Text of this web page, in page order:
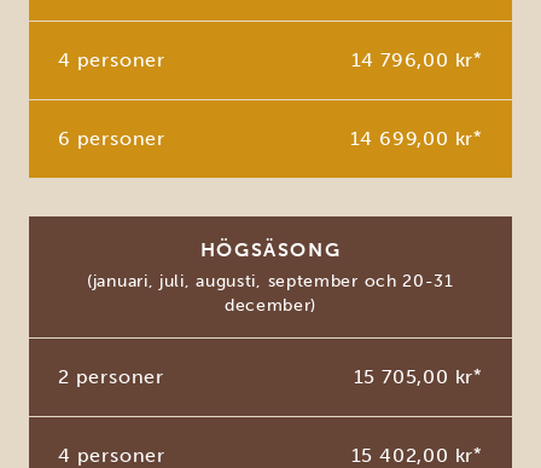
4 personer 14 796,00 kr*
6 personer 14 699,00 kr*
HÖGSÄSONG
(januari, juli, augusti, september och 20-31
december)
2 personer 15 705,00 kr*
4 personer 15 402,00 kr*